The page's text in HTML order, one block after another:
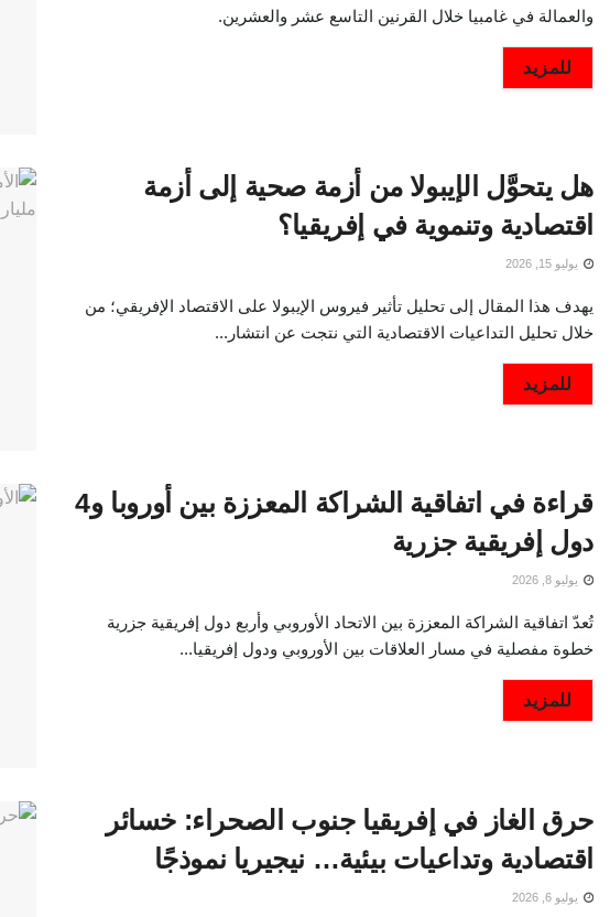
والعمالة في غامبيا خلال القرنين التاسع عشر والعشرين.
للمزيد
هل يتحوَّل الإيبولا من أزمة صحية إلى أزمة
اقتصادية وتنموية في إفريقيا؟
يوليو 15, 2026
يهدف هذا المقال إلى تحليل تأثير فيروس الإيبولا على الاقتصاد الإفريقي؛ من
خلال تحليل التداعيات الاقتصادية التي نتجت عن انتشار...
للمزيد
قراءة في اتفاقية الشراكة المعززة بين أوروبا و4
دول إفريقية جزرية
يوليو 8, 2026
تُعدّ اتفاقية الشراكة المعززة بين الاتحاد الأوروبي وأربع دول إفريقية جزرية
خطوة مفصلية في مسار العلاقات بين الأوروبي ودول إفريقيا...
للمزيد
حرق الغاز في إفريقيا جنوب الصحراء: خسائر
اقتصادية وتداعيات بيئية… نيجيريا نموذجًا
يوليو 6, 2026